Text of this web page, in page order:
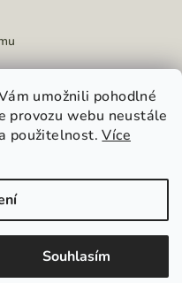
umožnili pohodlné
provozu webu neustále
použitelnost.Více
Souhlasím
cookies